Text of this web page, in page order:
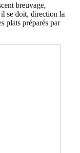
breuvage,
il se doit, direction la
plats préparés par